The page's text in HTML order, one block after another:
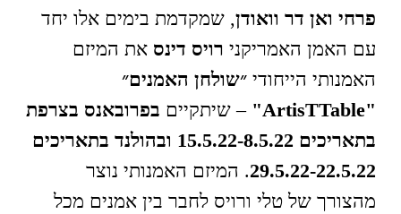
פרחי ואן דר וואודן, שמקדמת בימים אלו יחד
עם האמן האמריקני רויס דינס את המיזם
האמנותי הייחודי ״שולחן האמנים״
"ArtisTTable"
– שיתקיים בפרובאנס בצרפת
בתאריכים 15.5.22-8.5.22 ובהולנד בתאריכים
29.5.22-22.5.22. המיזם האמנותי נוצר
מהצורך של טלי ורויס לחבר בין אמנים מכל